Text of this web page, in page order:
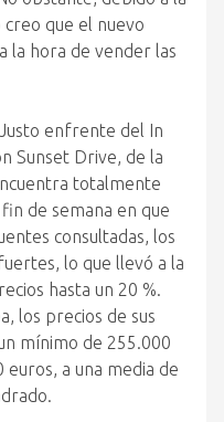
que el nuevo
la hora de vender las
enfrente del In
Sunset Drive, de la
totalmente
de semana en que
consultadas, los
lo que llevó a la
hasta un 20 %.
los precios de sus
mínimo de 255.000
a una media de